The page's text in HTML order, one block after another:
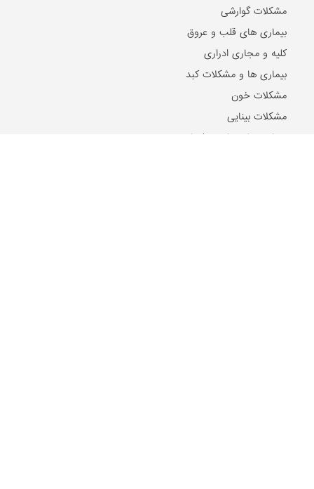
مشکلات گوارشی
بیماری های قلب و عروق
کلیه و مجاری ادراری
بیماری ها و مشکلات کبد
مشکلات خون
مشکلات بینایی
بیماری های زنان و زایمان